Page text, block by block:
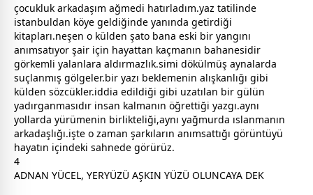
çocukluk arkadaşım ağmedi hatırladım.yaz tatilinde
istanbuldan köye geldiğinde yanında getirdiği
kitapları.neşen o külden şato bana eski bir yangını
anımsatıyor şair için hayattan kaçmanın bahanesidir
görkemli yalanlara aldırmazlık.simi dökülmüş aynalarda
suçlanmış gölgeler.bir yazı beklemenin alışkanlığı gibi
külden sözcükler.iddia edildiği gibi uzatılan bir gülün
yadırganmasıdır insan kalmanın öğrettiği yazgı.aynı
yollarda yürümenin birlikteliği,aynı yağmurda ıslanmanın
arkadaşlığı.işte o zaman şarkıların anımsattığı görüntüyü
hayatın içindeki sahnede görürüz.
4
ADNAN YÜCEL, YERYÜZÜ AŞKIN YÜZÜ OLUNCAYA DEK